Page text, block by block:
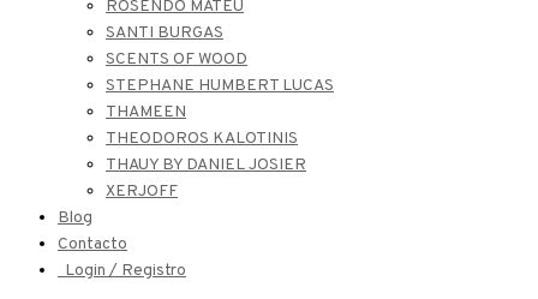
ROSENDO MATEU
SANTI BURGAS
SCENTS OF WOOD
STEPHANE HUMBERT LUCAS
THAMEEN
THEODOROS KALOTINIS
THAUY BY DANIEL JOSIER
XERJOFF
Blog
Contacto
Login / Registro